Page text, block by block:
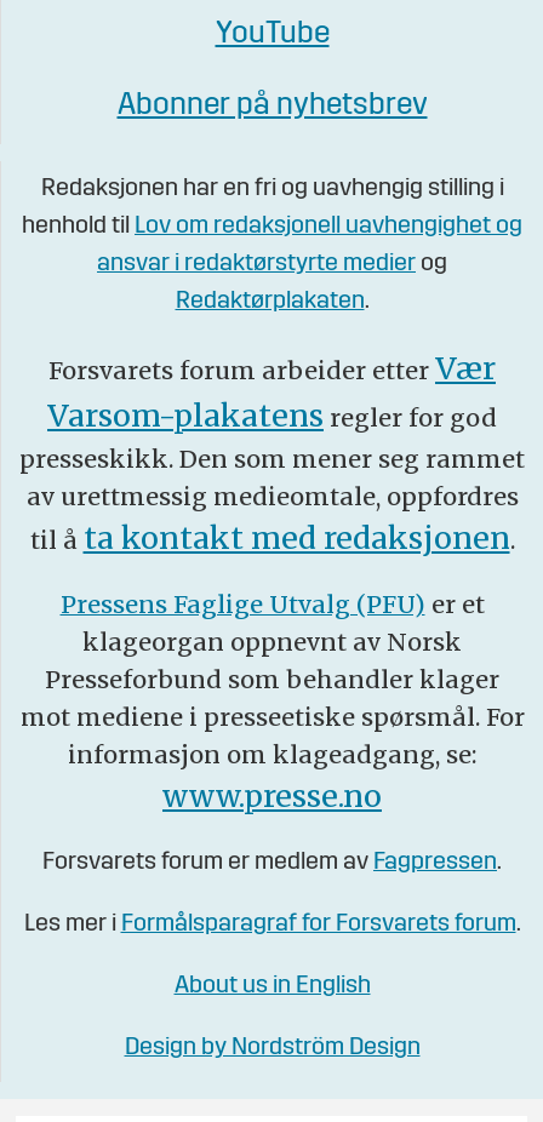
YouTube
Abonner på nyhetsbrev
Redaksjonen har en fri og uavhengig stilling i
henhold til Lov om redaksjonell uavhengighet og
ansvar i redaktørstyrte medier og
Redaktørplakaten.
Forsvarets forum arbeider etter Vær
Varsom-plakatens regler for god
presseskikk. Den som mener seg rammet
av urettmessig medieomtale, oppfordres
til å ta kontakt med redaksjonen.
Pressens Faglige Utvalg (PFU) er et
klageorgan oppnevnt av Norsk
Presseforbund som behandler klager
mot mediene i presseetiske spørsmål. For
informasjon om klageadgang, se:
www.presse.no
Forsvarets forum er medlem av Fagpressen.
Les mer i Formålsparagraf for Forsvarets forum.
About us in English
Design by Nordström Design